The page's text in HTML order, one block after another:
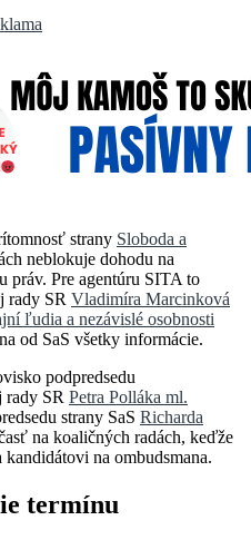
strany Sloboda a
neblokuje dohodu na
práv. Pre agentúru SITA to
rady SR Vladimíra Marcinková
ľudia a nezávislé osobnosti
od SaS všetky informácie.
podpredsedu
SR Petra Polláka ml.
strany SaS Richarda
na koaličných radách, keďže
na ombudsmana.
termínu